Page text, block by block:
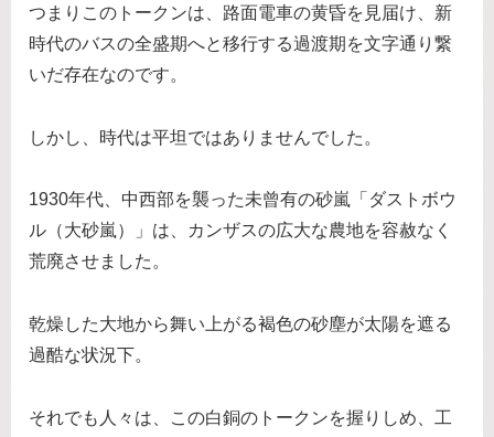
つまりこのトークンは、路面電車の黄昏を見届け、新
時代のバスの全盛期へと移行する過渡期を文字通り繋
いだ存在なのです。
しかし、時代は平坦ではありませんでした。
1930年代、中西部を襲った未曾有の砂嵐「ダストボウ
ル（大砂嵐）」は、カンザスの広大な農地を容赦なく
荒廃させました。
乾燥した大地から舞い上がる褐色の砂塵が太陽を遮る
過酷な状況下。
それでも人々は、この白銅のトークンを握りしめ、工